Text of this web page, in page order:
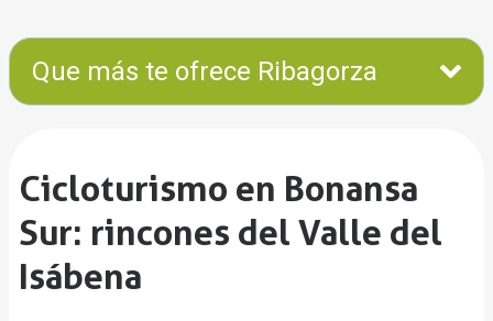
Que más te ofrece Ribagorza
Cicloturismo en Bonansa
Sur: rincones del Valle del
Isábena